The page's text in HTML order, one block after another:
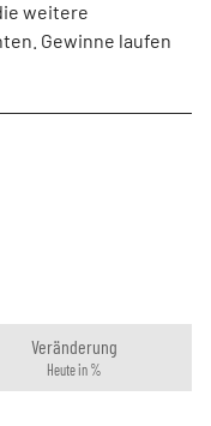
weitere
Gewinne laufen
Veränderung
Heute in %